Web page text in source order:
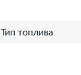
Тип топлива